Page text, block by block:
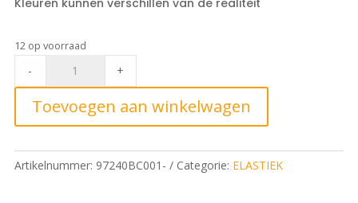
12 op voorraad
stevig*
quantity
- +
Toevoegen aan winkelwagen
Artikelnummer: 97240BC001- Categorie: ELASTIEK